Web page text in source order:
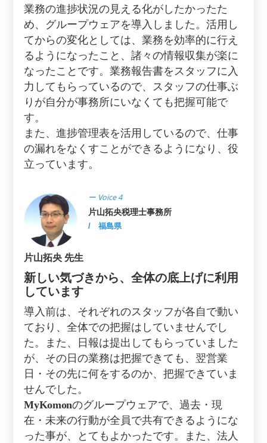
業務の進捗状況の見える化がしたかったた
め、グループウェアを導入しました。活用し
てからの変化としては、業務を効率的に行え
るようになったこと、諸々の情報収集が楽に
なったことです。業務報告書をスタッフに入
力してもらっているので、スタッフの仕事ぶ
りが自分が事務所にいなくても把握可能で
す。
また、進捗管理表を活用しているので、仕事
の漏れをなくすことができるようになり、役
立っています。
ー Voice 4
片山拓央税理士事務所
/ 福島県
片山拓央 先生
新しい気づきから、全体の底上げに利用
しています
導入前は、それぞれのスタッフが各自で動い
ており、全体での把握はしていませんでし
た。また、日報は提出してもらっていました
が、その日の業務は把握できても、翌営業
日・その先に何をするのか、把握できていま
せんでした。
MyKomonのグループウェアで、過去・現
在・未来の行動が全員で共有できるようにな
った事が、とてもよかったです。また、法人